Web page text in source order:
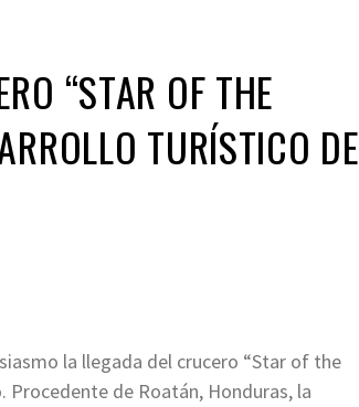
“STAR OF THE
TURÍSTICO DE
la llegada del crucero “Star of the
Procedente de Roatán, Honduras, la